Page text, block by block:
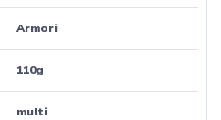
Armori
110g
multi